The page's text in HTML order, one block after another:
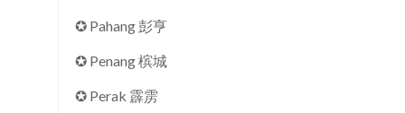
✪ Pahang 彭亨
✪ Penang 槟城
✪ Perak 霹雳